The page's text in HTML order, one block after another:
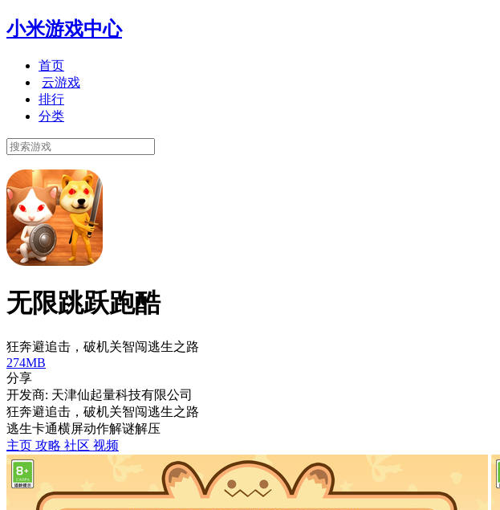
小米游戏中心
首页
云游戏
排行
分类
无限跳跃跑酷
狂奔避追击，破机关智闯逃生之路
274MB
分享
开发商: 天津仙起量科技有限公司
狂奔避追击，破机关智闯逃生之路
逃生卡通横屏动作解谜解压
主页 攻略 社区 视频